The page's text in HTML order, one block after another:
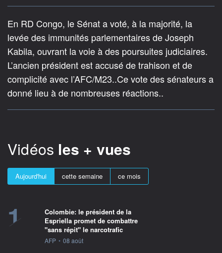
En RD Congo, le Sénat a voté, à la majorité, la
levée des immunités parlementaires de Joseph
Kabila, ouvrant la voie à des poursuites judiciaires.
L’ancien président est accusé de trahison et de
complicité avec l’AFC/M23..Ce vote des sénateurs a
donné lieu à de nombreuses réactions..
Vidéos les + vues
Aujourd'hui cette semaine ce mois
1
Colombie: le président de la
Espriella promet de combattre
"sans répit" le narcotrafic
information fournie par
AFP • 08 août